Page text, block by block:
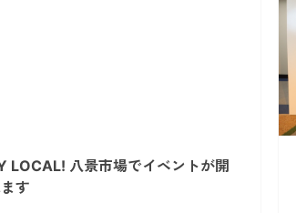
LOCAL! 八景市場でイベントが開
す